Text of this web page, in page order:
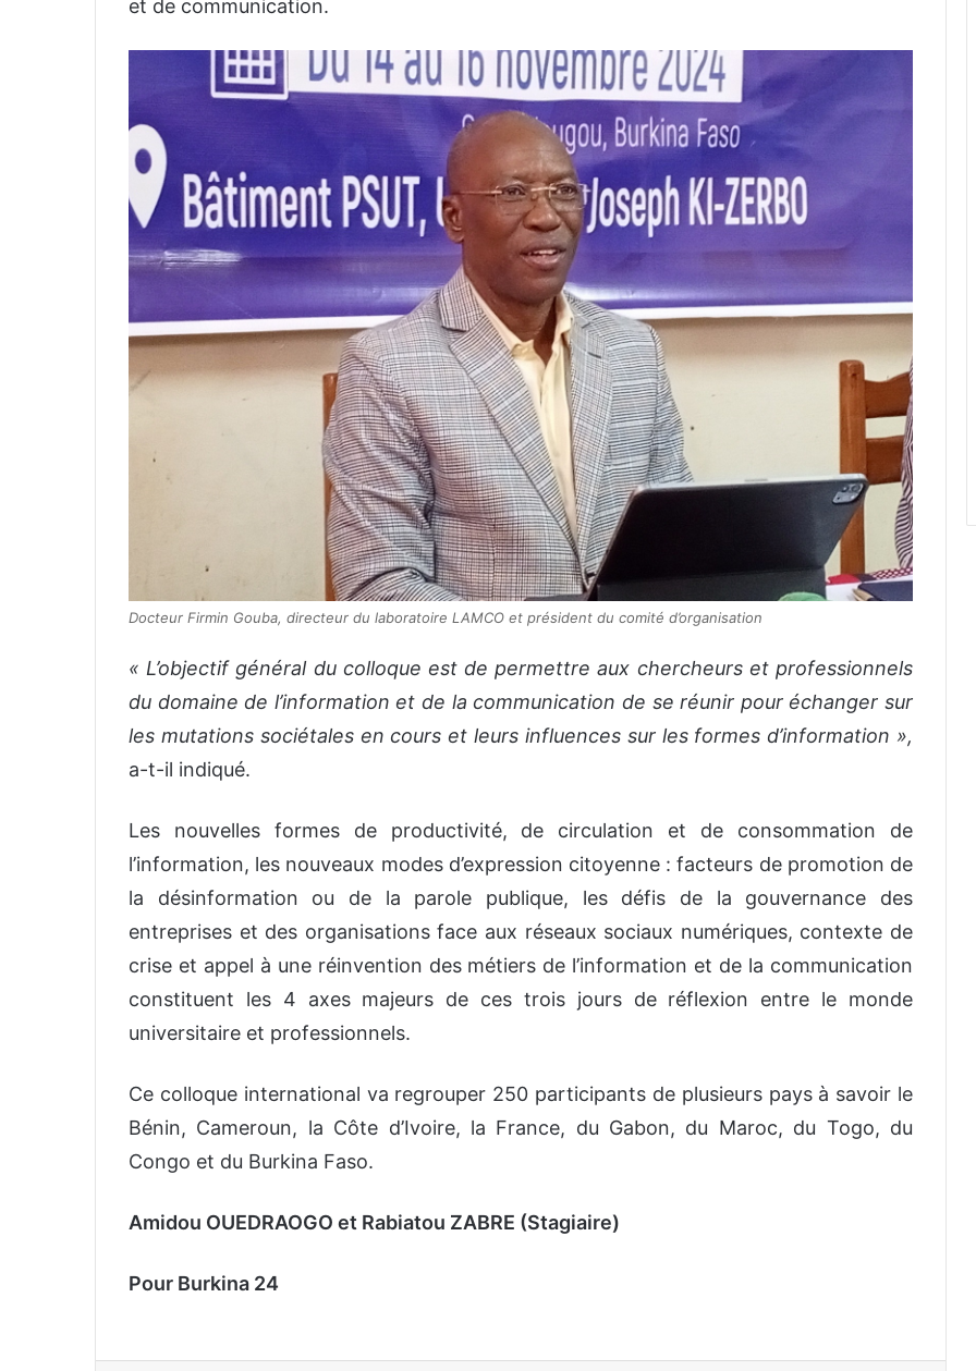
et de communication.
Docteur Firmin Gouba, directeur du laboratoire LAMCO et président du comité d’organisation
« L’objectif général du colloque est de permettre aux chercheurs et professionnels
du domaine de l’information et de la communication de se réunir pour échanger sur
les mutations sociétales en cours et leurs influences sur les formes d’information »,
a-t-il indiqué.
Les nouvelles formes de productivité, de circulation et de consommation de
l’information, les nouveaux modes d’expression citoyenne : facteurs de promotion de
la désinformation ou de la parole publique, les défis de la gouvernance des
entreprises et des organisations face aux réseaux sociaux numériques, contexte de
crise et appel à une réinvention des métiers de l’information et de la communication
constituent les 4 axes majeurs de ces trois jours de réflexion entre le monde
universitaire et professionnels.
Ce colloque international va regrouper 250 participants de plusieurs pays à savoir le
Bénin, Cameroun, la Côte d’Ivoire, la France, du Gabon, du Maroc, du Togo, du
Congo et du Burkina Faso.
Amidou OUEDRAOGO et Rabiatou ZABRE (Stagiaire)
Pour Burkina 24